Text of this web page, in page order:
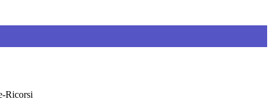
Ricorsi